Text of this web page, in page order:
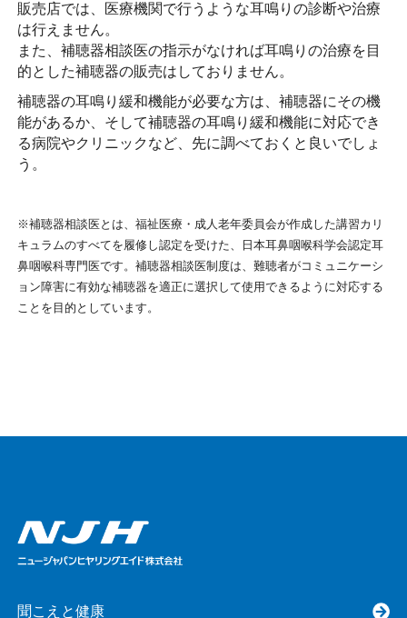
販売店では、医療機関で行うような耳鳴りの診断や治療
は行えません。
また、補聴器相談医の指示がなければ耳鳴りの治療を目
的とした補聴器の販売はしておりません。
補聴器の耳鳴り緩和機能が必要な方は、補聴器にその機
能があるか、そして補聴器の耳鳴り緩和機能に対応でき
る病院やクリニックなど、先に調べておくと良いでしょ
う。
※補聴器相談医とは、福祉医療・成人老年委員会が作成した講習カリ
キュラムのすべてを履修し認定を受けた、日本耳鼻咽喉科学会認定耳
鼻咽喉科専門医です。補聴器相談医制度は、難聴者がコミュニケーシ
ョン障害に有効な補聴器を適正に選択して使用できるように対応する
ことを目的としています。
聞こえと健康